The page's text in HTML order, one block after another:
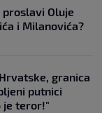
Oluje
i Milanovića?
granica
putnici
je teror!"